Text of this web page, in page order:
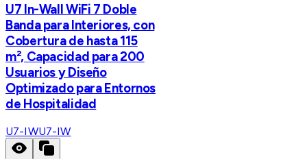
U7 In-Wall WiFi 7 Doble
Banda para Interiores, con
Cobertura de hasta 115
m², Capacidad para 200
Usuarios y Diseño
Optimizado para Entornos
de Hospitalidad
U7-IWU7-IW